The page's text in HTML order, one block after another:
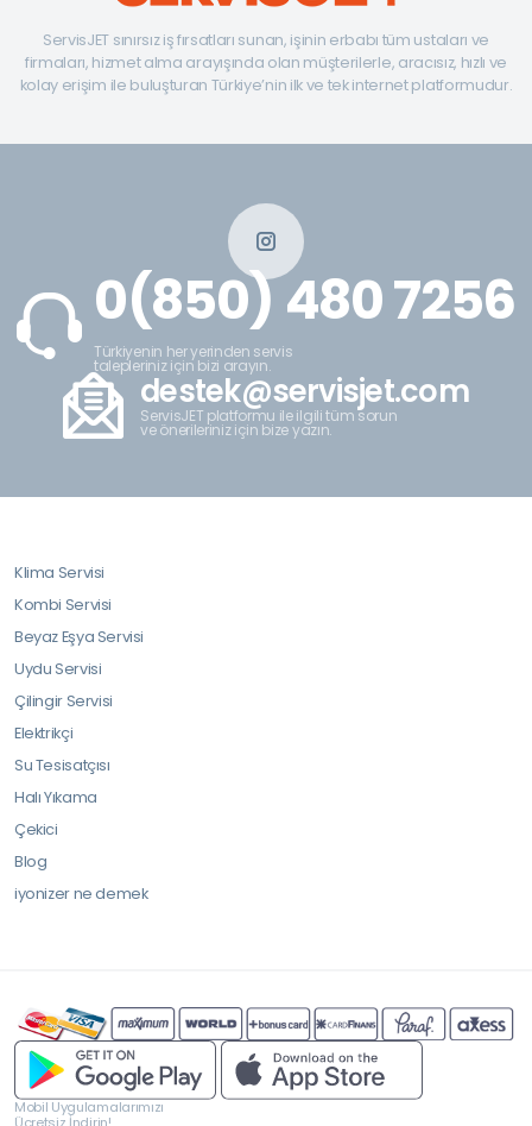
ServisJET sınırsız iş fırsatları sunan, işinin erbabı tüm ustaları ve
firmaları, hizmet alma arayışında olan müşterilerle, aracısız, hızlı ve
kolay erişim ile buluşturan Türkiye’nin ilk ve tek internet platformudur.
0(850) 480 7256
Türkiyenin her yerinden servis
talepleriniz için bizi arayın.
destek@servisjet.com
ServisJET platformu ile ilgili tüm sorun
ve önerileriniz için bize yazın.
Klima Servisi
Kombi Servisi
Beyaz Eşya Servisi
Uydu Servisi
Çilingir Servisi
Elektrikçi
Su Tesisatçısı
Halı Yıkama
Çekici
Blog
iyonizer ne demek
Mobil Uygulamalarımızı